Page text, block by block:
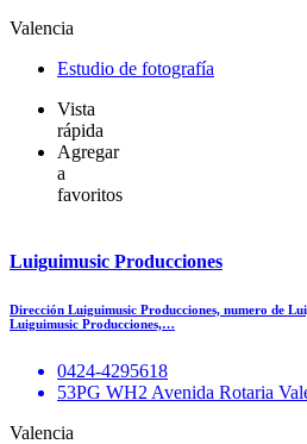
Valencia
Estudio de fotografía
Vista
rápida
Agregar
a
favoritos
Luiguimusic Producciones
Dirección Luiguimusic Producciones, numero de
Luiguimusic Producciones,…
0424-4295618
53PG WH2 Avenida Rotaria
Valencia